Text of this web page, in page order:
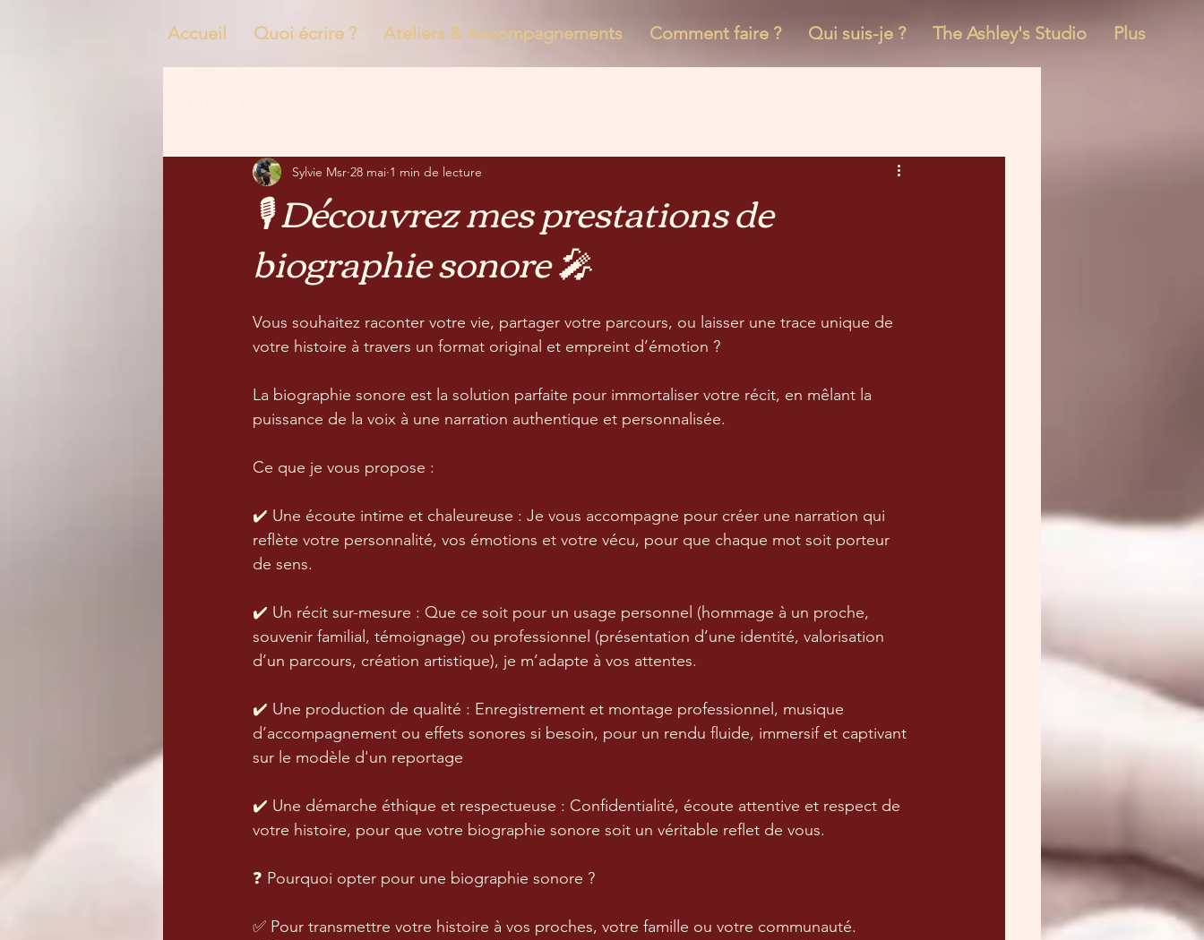
Accueil Quoi écrire ? Ateliers & Accompagnements Comment faire ? Qui suis-je ? The Ashley's Studio Plus
🎙️ Découvrez mes prestations de
biographie sonore 🎤
Sylvie Msr 28 mai 1 min de lecture
Vous souhaitez raconter votre vie, partager votre parcours, ou laisser une trace unique de
votre histoire à travers un format original et empreint d’émotion ?
La biographie sonore est la solution parfaite pour immortaliser votre récit, en mêlant la
puissance de la voix à une narration authentique et personnalisée.
Ce que je vous propose :
✔️ Une écoute intime et chaleureuse : Je vous accompagne pour créer une narration qui
reflète votre personnalité, vos émotions et votre vécu, pour que chaque mot soit porteur
de sens.
✔️ Un récit sur-mesure : Que ce soit pour un usage personnel (hommage à un proche,
souvenir familial, témoignage) ou professionnel (présentation d’une identité, valorisation
d’un parcours, création artistique), je m’adapte à vos attentes.
✔️ Une production de qualité : Enregistrement et montage professionnel, musique
d’accompagnement ou effets sonores si besoin, pour un rendu fluide, immersif et captivant
sur le modèle d'un reportage
✔️ Une démarche éthique et respectueuse : Confidentialité, écoute attentive et respect de
votre histoire, pour que votre biographie sonore soit un véritable reflet de vous.
❓ Pourquoi opter pour une biographie sonore ?
✅ Pour transmettre votre histoire à vos proches, votre famille ou votre communauté.